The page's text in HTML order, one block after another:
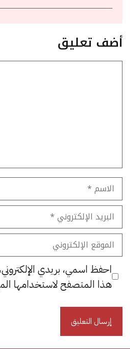
أضف تعليق
الاسم
البريد
الإلكتروني
الموقع
الإلكتروني
احفظ اسمي، بريدي
هذا المتصفح لاستخدامها